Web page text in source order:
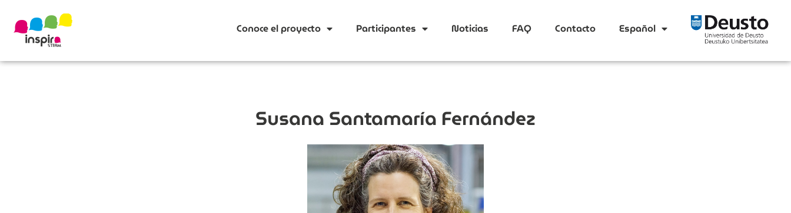
Conoce el proyecto Participantes Noticias FAQ Contacto Español
Susana Santamaría Fernández